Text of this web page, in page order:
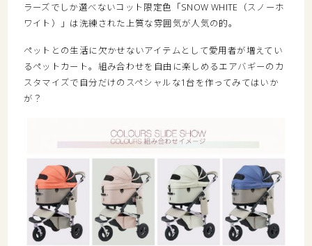
ラーズでしか選べないコット限定色「SNOW WHITE（スノーホ
ワイト）」は洗練された上質な雰囲気が人気の的。
ペットとの生活に欠かせないアイテムとして愛用者が増えてい
るペットカート。組み合わせを自由に楽しめるエアバギーのカ
スタマイズで自分だけのスペシャルな1台を作ってみてはいか
が？